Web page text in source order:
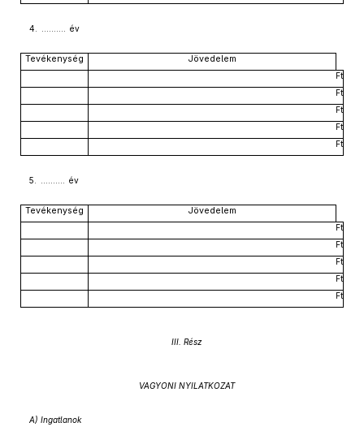
4. .......... év
Tevékenység Jövedelem
Ft
Ft
Ft
Ft
Ft
5. .......... év
Tevékenység Jövedelem
Ft
Ft
Ft
Ft
Ft
III. Rész
VAGYONI NYILATKOZAT
A) Ingatlanok